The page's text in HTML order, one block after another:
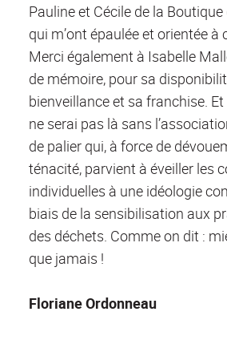
Pauline et Cécile de la
qui m’ont épaulée et orientée à
Merci également à Isabelle
de mémoire, pour sa
bienveillance et sa franchise.
ne serai pas là sans
de palier qui, à force de
ténacité, parvient à éveiller les
individuelles à une idéologie
biais de la sensibilisation aux
des déchets. Comme on dit :
que jamais !
Floriane Ordonneau